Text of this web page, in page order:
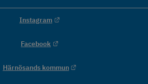
Instagram Länk till annan webbplats.
Facebook Länk till annan webbplats.
Härnösands kommun